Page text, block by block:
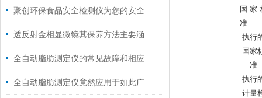
聚创环保食品安全检测仪为您的安全把关
透反射金相显微镜其保养方法主要涵盖以下几个方面
全自动脂肪测定仪的常见故障和相应的解决策略
全自动脂肪测定仪竟然应用于如此广泛的领域
国家
准
执行
国家
准
执行
计量